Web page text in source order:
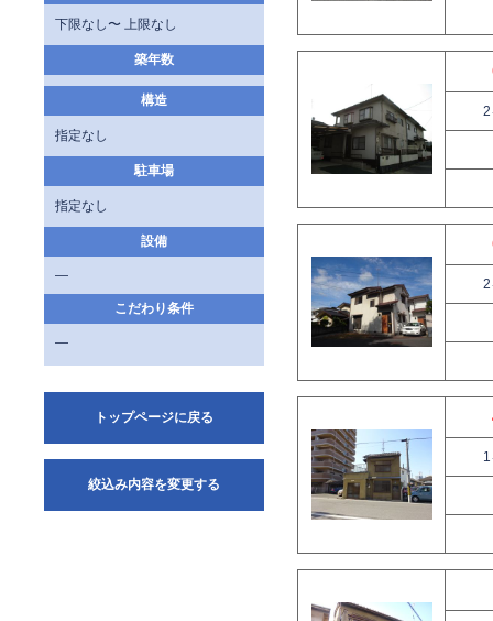
下限なし〜 上限なし
築年数
構造
指定なし
駐車場
指定なし
設備
—
こだわり条件
—
トップページに戻る
絞込み内容を変更する
2
2